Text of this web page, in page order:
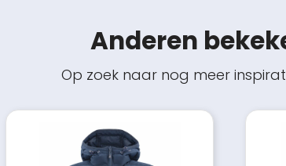
Anderen
Op zoek naar nog meer